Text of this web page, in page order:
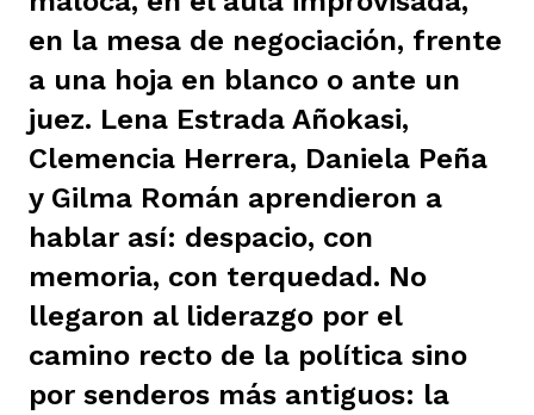
en la mesa de negociación, frente
a una hoja en blanco o ante un
juez. Lena Estrada Añokasi,
Clemencia Herrera, Daniela Peña
y Gilma Román aprendieron a
hablar así: despacio, con
memoria, con terquedad. No
llegaron al liderazgo por el
camino recto de la política sino
por senderos más antiguos: la
2023
Baja
periodistas locales
nuestro contenido